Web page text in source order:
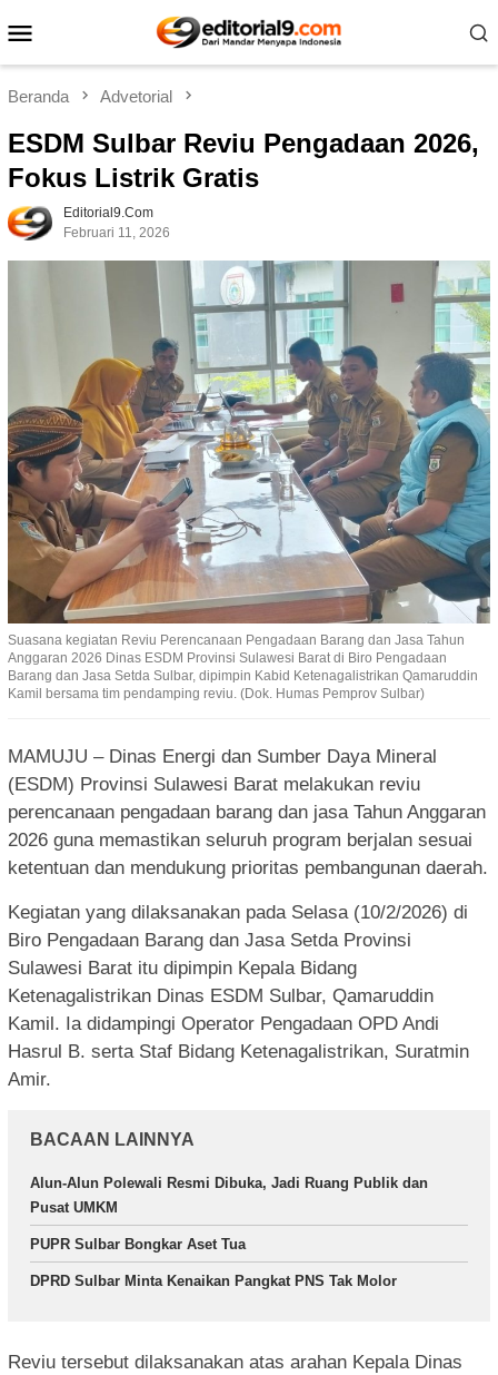
ke
Mobile
Beranda Advetorial
ESDM Sulbar Reviu Pengadaan 2026,
Fokus Listrik Gratis
Editorial9.com
Februari 11, 2026
Suasana kegiatan Reviu Perencanaan Pengadaan Barang dan Jasa Tahun
Anggaran 2026 Dinas ESDM Provinsi Sulawesi Barat di Biro Pengadaan
Barang dan Jasa Setda Sulbar, dipimpin Kabid Ketenagalistrikan Qamaruddin
Kamil bersama tim pendamping reviu. (Dok. Humas Pemprov Sulbar)
MAMUJU – Dinas Energi dan Sumber Daya Mineral
(ESDM) Provinsi Sulawesi Barat melakukan reviu
perencanaan pengadaan barang dan jasa Tahun Anggaran
2026 guna memastikan seluruh program berjalan sesuai
ketentuan dan mendukung prioritas pembangunan daerah.
Kegiatan yang dilaksanakan pada Selasa (10/2/2026) di
Biro Pengadaan Barang dan Jasa Setda Provinsi
Sulawesi Barat itu dipimpin Kepala Bidang
Ketenagalistrikan Dinas ESDM Sulbar, Qamaruddin
Kamil. Ia didampingi Operator Pengadaan OPD Andi
Hasrul B. serta Staf Bidang Ketenagalistrikan, Suratmin
Amir.
BACAAN LAINNYA
Alun-Alun Polewali Resmi Dibuka, Jadi Ruang Publik dan
Pusat UMKM
PUPR Sulbar Bongkar Aset Tua
DPRD Sulbar Minta Kenaikan Pangkat PNS Tak Molor
Reviu tersebut dilaksanakan atas arahan Kepala Dinas